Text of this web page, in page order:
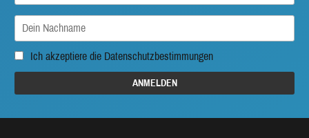
Ich akzeptiere die Datenschutzbestimmungen